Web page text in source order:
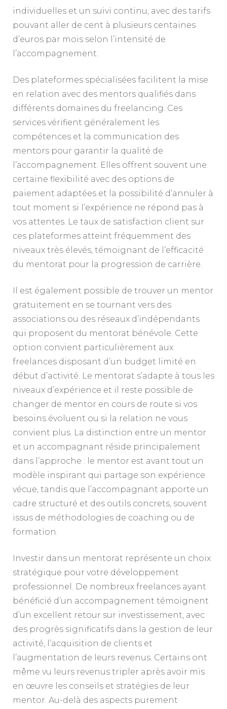
individuelles et un suivi continu, avec des tarifs
pouvant aller de cent à plusieurs centaines
d’euros par mois selon l’intensité de
l’accompagnement.
Des plateformes spécialisées facilitent la mise
en relation avec des mentors qualifiés dans
différents domaines du freelancing. Ces
services vérifient généralement les
compétences et la communication des
mentors pour garantir la qualité de
l’accompagnement. Elles offrent souvent une
certaine flexibilité avec des options de
paiement adaptées et la possibilité d’annuler à
tout moment si l’expérience ne répond pas à
vos attentes. Le taux de satisfaction client sur
ces plateformes atteint fréquemment des
niveaux très élevés, témoignant de l’efficacité
du mentorat pour la progression de carrière.
Il est également possible de trouver un mentor
gratuitement en se tournant vers des
associations ou des réseaux d’indépendants
qui proposent du mentorat bénévole. Cette
option convient particulièrement aux
freelances disposant d’un budget limité en
début d’activité. Le mentorat s’adapte à tous les
niveaux d’expérience et il reste possible de
changer de mentor en cours de route si vos
besoins évoluent ou si la relation ne vous
convient plus. La distinction entre un mentor
et un accompagnant réside principalement
dans l’approche : le mentor est avant tout un
modèle inspirant qui partage son expérience
vécue, tandis que l’accompagnant apporte un
cadre structuré et des outils concrets, souvent
issus de méthodologies de coaching ou de
formation.
Investir dans un mentorat représente un choix
stratégique pour votre développement
professionnel. De nombreux freelances ayant
bénéficié d’un accompagnement témoignent
d’un excellent retour sur investissement, avec
des progrès significatifs dans la gestion de leur
activité, l’acquisition de clients et
l’augmentation de leurs revenus. Certains ont
même vu leurs revenus tripler après avoir mis
en œuvre les conseils et stratégies de leur
mentor. Au-delà des aspects purement